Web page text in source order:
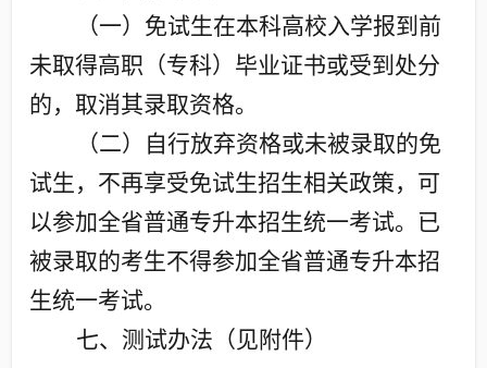
（一）免试生在本科高校入学报到前
未取得高职（专科）毕业证书或受到处分
的，取消其录取资格。
（二）自行放弃资格或未被录取的免
试生，不再享受免试生招生相关政策，可
以参加全省普通专升本招生统一考试。已
被录取的考生不得参加全省普通专升本招
生统一考试。
七、测试办法 （见附件）